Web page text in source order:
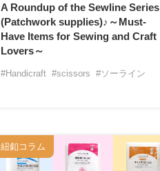
A Roundup of the Sewline Series
(Patchwork supplies)♪～Must-
Have Items for Sewing and Craft
Lovers～
#Handicraft #scissors #ソーライン
紐釦コラム